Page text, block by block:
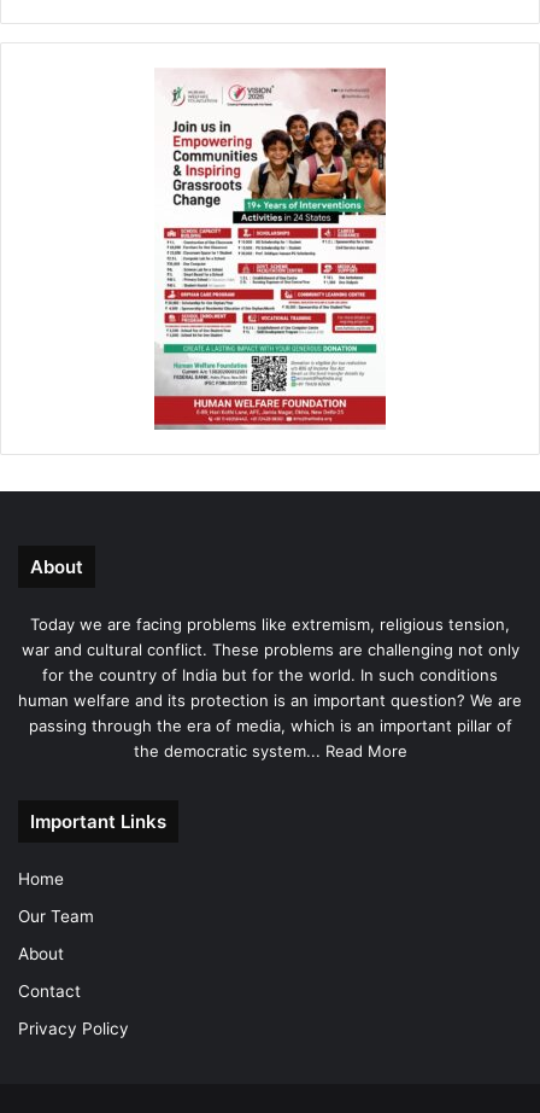
About
Today we are facing problems like extremism, religious tension,
war and cultural conflict. These problems are challenging not only
for the country of India but for the world. In such conditions
human welfare and its protection is an important question? We are
passing through the era of media, which is an important pillar of
the democratic system... Read More
Important Links
Home
Our Team
About
Contact
Privacy Policy